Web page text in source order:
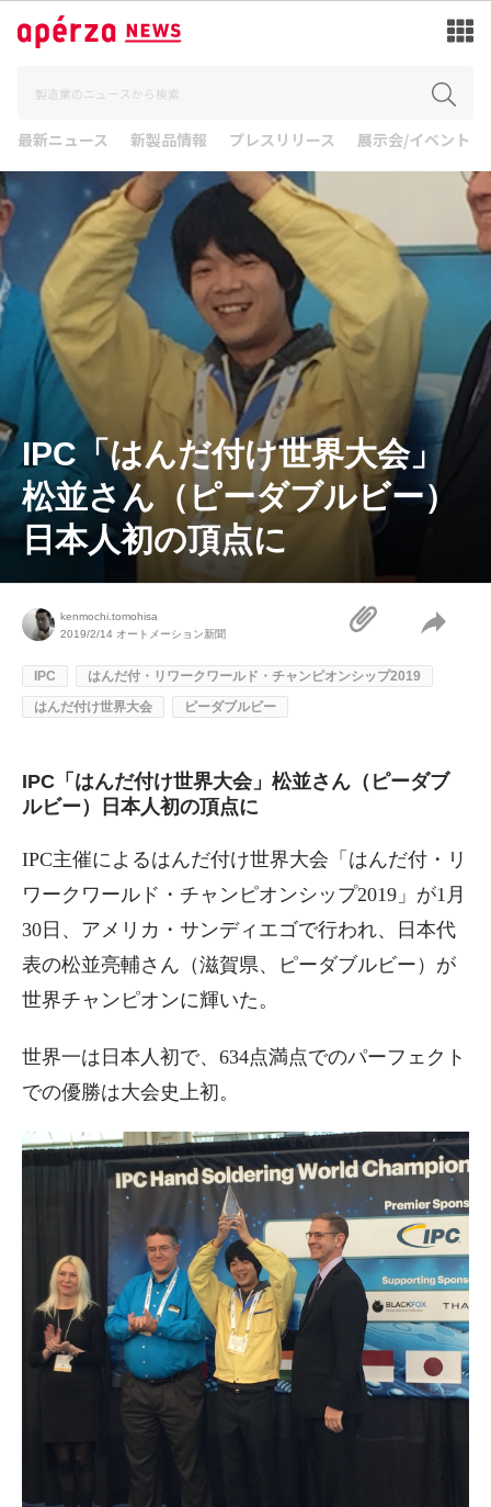
最新ニュース 新製品情報 プレスリリース 展示会/イベント
IPC「はんだ付け世界大会」
松並さん（ピーダブルビー）
日本人初の頂点に
kenmochi.tomohisa
2019/2/14 オートメーション新聞
IPC
はんだ付・リワークワールド・チャンピオンシップ2019
はんだ付け世界大会
ピーダブルビー
IPC「はんだ付け世界大会」松並さん（ピーダブ
ルビー）日本人初の頂点に
IPC主催によるはんだ付け世界大会「はんだ付・リ
ワークワールド・チャンピオンシップ2019」が1月
30日、アメリカ・サンディエゴで行われ、日本代
表の松並亮輔さん（滋賀県、ピーダブルビー）が
世界チャンピオンに輝いた。
世界一は日本人初で、634点満点でのパーフェクト
での優勝は大会史上初。